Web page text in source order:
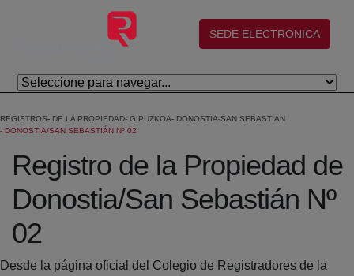
Salta al contingut principal
(abre en nueva ventana)
SEDE ELECTRONICA
REGISTROS DE LA PROPIEDAD GIPUZKOA
DONOSTIA-SAN SEBASTIAN
DONOSTIA/SAN SEBASTIÁN Nº 02
Registro de la Propiedad de
Donostia/San Sebastián Nº
02
Desde la página oficial del Colegio de Registradores de la